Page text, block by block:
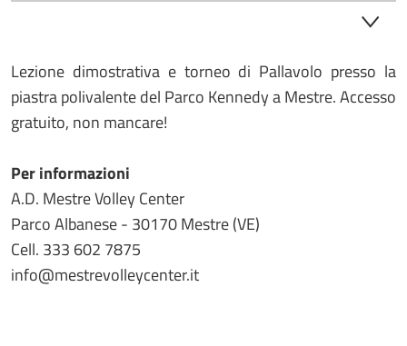
Lezione dimostrativa e torneo di Pallavolo presso la
piastra polivalente del Parco Kennedy a Mestre. Accesso
gratuito, non mancare!
Per informazioni
A.D. Mestre Volley Center
Parco Albanese - 30170 Mestre (VE)
Cell. 333 602 7875
info@mestrevolleycenter.it